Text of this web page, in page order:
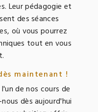
Leur pédagogie et
des séances
où vous pourrez
tout en vous
maintenant !
de nos cours de
dès aujourd'hui